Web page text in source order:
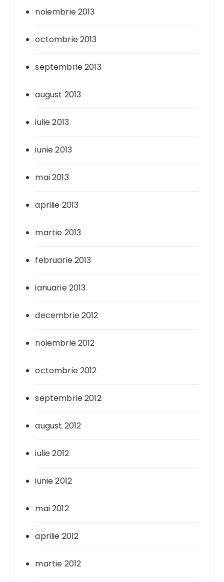
noiembrie 2013
octombrie 2013
septembrie 2013
august 2013
iulie 2013
iunie 2013
mai 2013
aprilie 2013
martie 2013
februarie 2013
ianuarie 2013
decembrie 2012
noiembrie 2012
octombrie 2012
septembrie 2012
august 2012
iulie 2012
iunie 2012
mai 2012
aprilie 2012
martie 2012